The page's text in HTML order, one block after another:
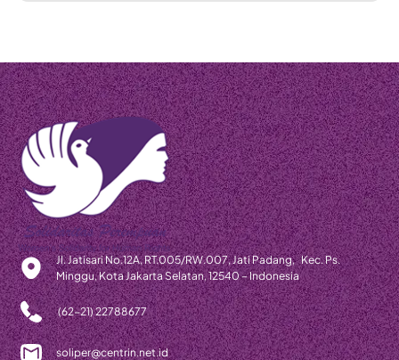
Jl. Jatisari No.12A, RT.005/RW.007, Jati Padang, Kec. Ps.
Minggu, Kota Jakarta Selatan, 12540 – Indonesia
(62-21) 22788677
soliper@centrin.net.id